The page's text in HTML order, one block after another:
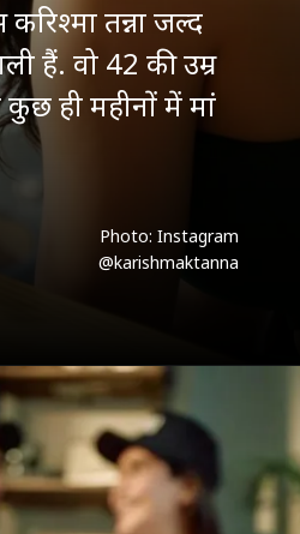
करिश्मा तन्ना जल्द
हैं. वो 42 की उम्र
ही महीनों में मां
Photo: Instagram
@karishmaktanna